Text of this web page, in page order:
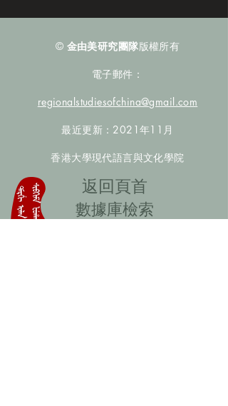
© 金由美研究團隊版權所有
電子郵件：
regionalstudiesofchina@gmail.com
最近更新：2021年11月
香港大學現代語言與文化學院
​返回頁首
數據庫檢索